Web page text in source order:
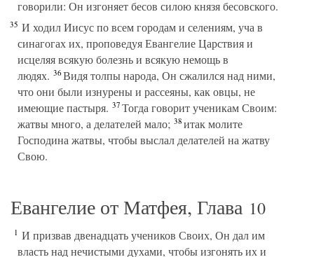
говорили: Он изгоняет бесов силою князя бесовского.
35 И ходил Иисус по всем городам и селениям, уча в
синагогах их, проповедуя Евангелие Царствия и
исцеляя всякую болезнь и всякую немощь в
людях. 36Видя толпы народа, Он сжалился над ними,
что они были изнурены и рассеяны, как овцы, не
имеющие пастыря. 37Тогда говорит ученикам Своим:
жатвы много, а делателей мало; 38итак молите
Господина жатвы, чтобы выслал делателей на жатву
Свою.
Евангелие от Матфея, Глава 10
1 И призвав двенадцать учеников Своих, Он дал им
власть над нечистыми духами, чтобы изгонять их и